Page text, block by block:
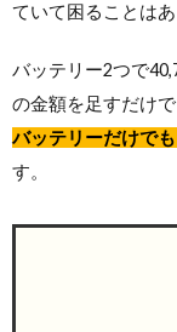
ていて困ることはあ
バッテリー2つで
の金額を足すだけ
バッテリーだけで
す。